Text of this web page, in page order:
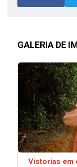
GALERIA DE
Vistorias em